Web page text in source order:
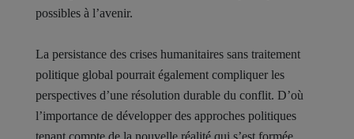
possibles à l’avenir.
La persistance des crises humanitaires sans traitement
politique global pourrait également compliquer les
perspectives d’une résolution durable du conflit. D’où
l’importance de développer des approches politiques
tenant compte de la nouvelle réalité qui s’est formée